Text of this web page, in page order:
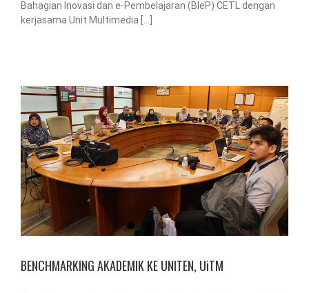
Bahagian Inovasi dan e-Pembelajaran (BIeP) CETL dengan
kerjasama Unit Multimedia [...]
BENCHMARKING AKADEMIK KE UNITEN, UiTM